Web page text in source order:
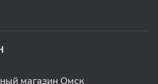
магазин Омск